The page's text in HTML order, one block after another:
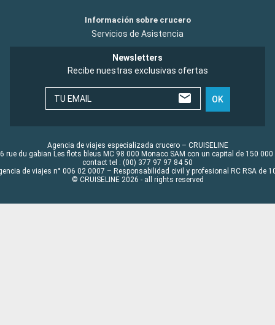
Información sobre crucero
Servicios de Asistencia
Newsletters
Recibe nuestras exclusivas ofertas
TU EMAIL OK
Agencia de viajes especializada crucero – CRUISELINE
rue du gabian Les flots bleus MC 98 000 Monaco SAM con un capital de 150 000
contact tel : (00) 377 97 97 84 50
de viajes n° 006 02 0007 – Responsabilidad civil y profesional RC RSA de
© CRUISELINE 2026 - all rights reserved